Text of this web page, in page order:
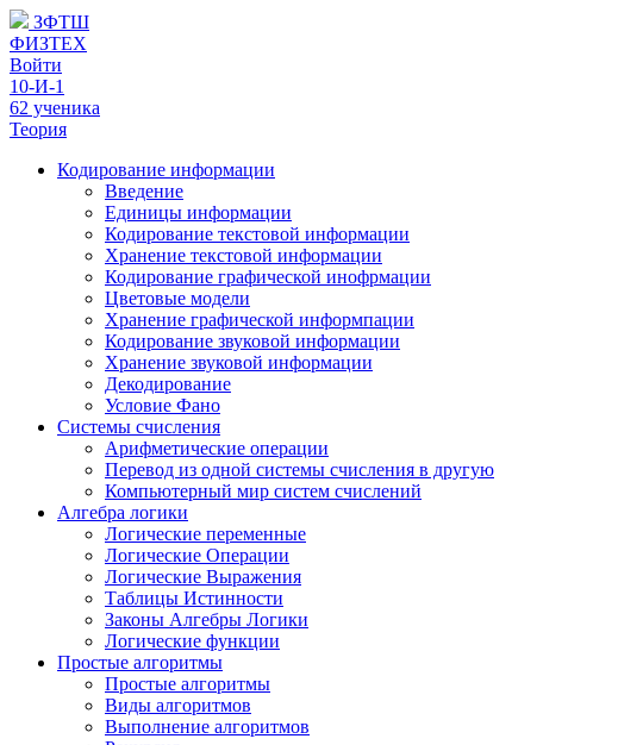
ЗФТШ
ФИЗТЕХ
Войти
10-И-1
62 ученика
Теория
Кодирование информации
Введение
Единицы информации
Кодирование текстовой информации
Хранение текстовой информации
Кодирование графической инофрмации
Цветовые модели
Хранение графической информпации
Кодирование звуковой информации
Хранение звуковой информации
Декодирование
Условие Фано
Системы счисления
Арифметические операции
Перевод из одной системы счисления в другую
Компьютерный мир систем счислений
Алгебра логики
Логические переменные
Логические Операции
Логические Выражения
Таблицы Истинности
Законы Алгебры Логики
Логические функции
Простые алгоритмы
Простые алгоритмы
Виды алгоритмов
Выполнение алгоритмов